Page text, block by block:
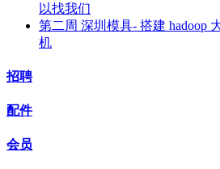
以找我们
第二周 深圳模具- 搭建 hadoop
机
招聘
配件
会员